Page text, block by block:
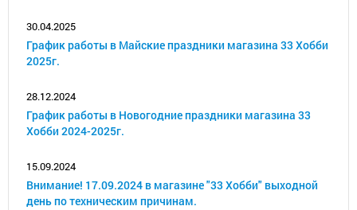
30.04.2025
График работы в Майские праздники магазина 33 Хобби
2025г.
28.12.2024
График работы в Новогодние праздники магазина 33
Хобби 2024-2025г.
15.09.2024
Внимание! 17.09.2024 в магазине "33 Хобби" выходной
день по техническим причинам.